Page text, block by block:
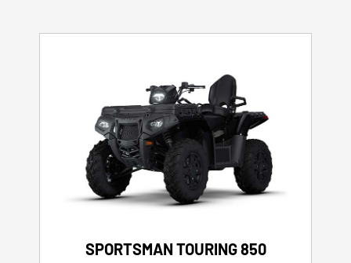
SPORTSMAN TOURING 850